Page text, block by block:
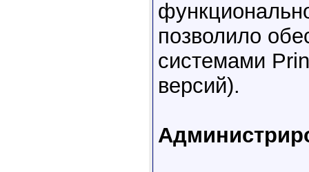
позволило
системами
версий).